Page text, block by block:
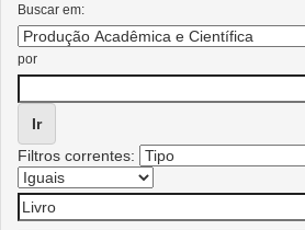
Buscar em:
por
Filtros correntes: